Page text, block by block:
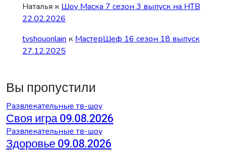
Наталья к Шоу Маска 7 сезон 3 выпуск на НТВ
22.02.2026
tvshouonlain к МастерШеф 16 сезон 18 выпуск
27.12.2025
Вы пропустили
Развлекательные тв-шоу
Своя игра 09.08.2026
Развлекательные тв-шоу
Здоровье 09.08.2026